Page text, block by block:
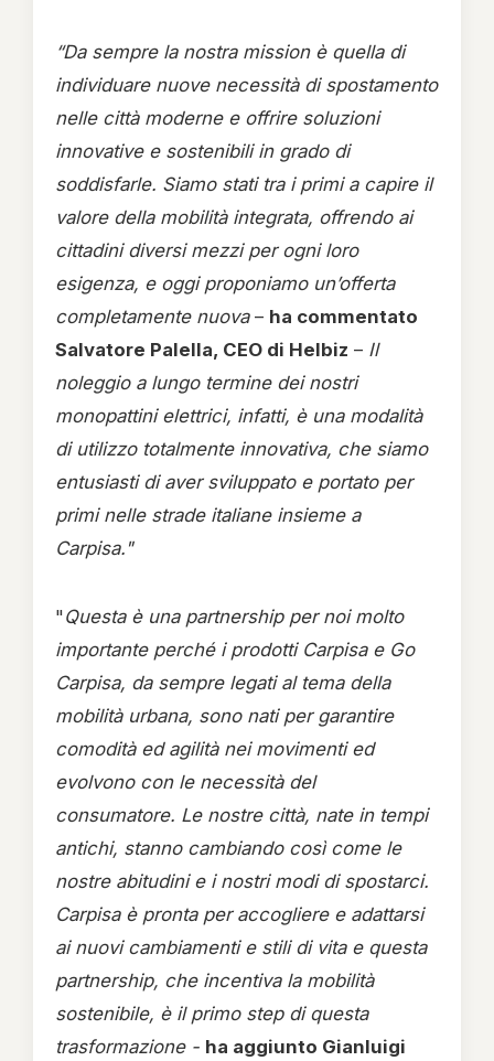
“Da sempre la nostra mission è quella di
individuare nuove necessità di spostamento
nelle città moderne e offrire soluzioni
innovative e sostenibili in grado di
soddisfarle. Siamo stati tra i primi a capire il
valore della mobilità integrata, offrendo ai
cittadini diversi mezzi per ogni loro
esigenza, e oggi proponiamo un’offerta
completamente nuova– ha commentato
Salvatore Palella, CEO di Helbiz – Il
noleggio a lungo termine dei nostri
monopattini elettrici, infatti, è una modalità
di utilizzo totalmente innovativa, che siamo
entusiasti di aver sviluppato e portato per
primi nelle strade italiane insieme a
Carpisa."
"Questa è una partnership per noi molto
importante perché i prodotti Carpisa e Go
Carpisa, da sempre legati al tema della
mobilità urbana, sono nati per garantire
comodità ed agilità nei movimenti ed
evolvono con le necessità del
consumatore. Le nostre città, nate in tempi
antichi, stanno cambiando così come le
nostre abitudini e i nostri modi di spostarci.
Carpisa è pronta per accogliere e adattarsi
ai nuovi cambiamenti e stili di vita e questa
partnership, che incentiva la mobilità
sostenibile, è il primo step di questa
trasformazione - ha aggiunto Gianluigi